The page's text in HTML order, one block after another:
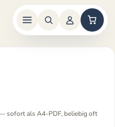
sofort als A4-PDF, beliebig oft